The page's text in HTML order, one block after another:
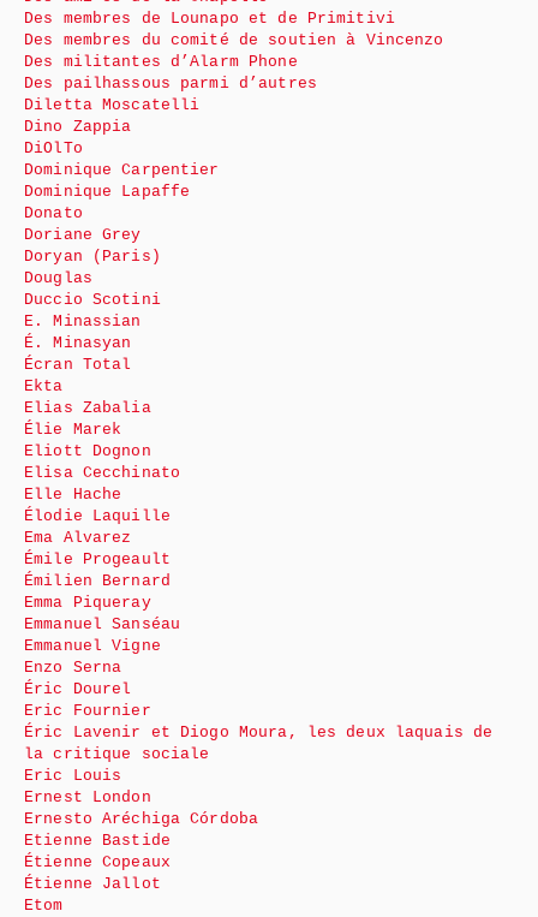
Des membres de Lounapo et de Primitivi
Des membres du comité de soutien à Vincenzo
Des militantes d’Alarm Phone
Des pailhassous parmi d’autres
Diletta Moscatelli
Dino Zappia
DiOlTo
Dominique Carpentier
Dominique Lapaffe
Donato
Doriane Grey
Doryan (Paris)
Douglas
Duccio Scotini
E. Minassian
É. Minasyan
Écran Total
Ekta
Elias Zabalia
Élie Marek
Eliott Dognon
Elisa Cecchinato
Elle Hache
Élodie Laquille
Ema Alvarez
Émile Progeault
Émilien Bernard
Emma Piqueray
Emmanuel Sanséau
Emmanuel Vigne
Enzo Serna
Éric Dourel
Eric Fournier
Éric Lavenir et Diogo Moura, les deux laquais de
la critique sociale
Eric Louis
Ernest London
Ernesto Aréchiga Córdoba
Etienne Bastide
Étienne Copeaux
Étienne Jallot
Etom